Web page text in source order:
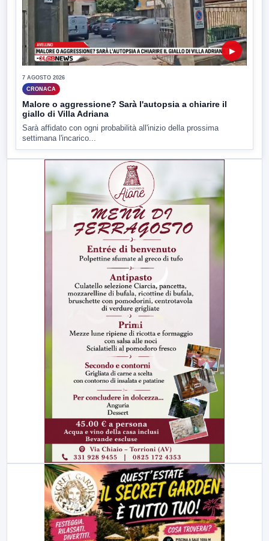
▶
7 AGOSTO 2026
CRONACA
Malore o aggressione? Sarà l'autopsia a chiarire il
giallo di Villa Adriana
Sarà affidato con ogni probabilità all'inizio della prossima
settimana l'incarico...